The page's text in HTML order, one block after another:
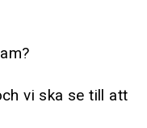
vi ska se till att